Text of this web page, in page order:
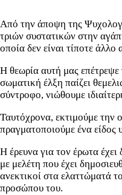
Από την άποψη της
τριών συστατικών στην
οποία δεν είναι τίποτε
Η θεωρία αυτή μας
σωματική έλξη παίζει
σύντροφο, νιώθουμε
Ταυτόχρονα, εκτιμούμε την
πραγματοποιούμε ένα είδος
Η έρευνα για τον έρωτα
με μελέτη που έχει
ανεκτικοί στα ελαττώματά
προσώπου του.